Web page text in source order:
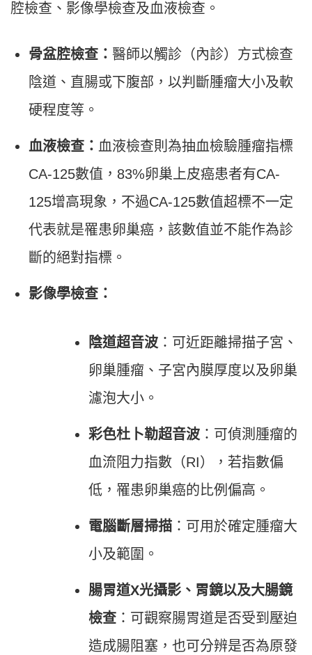
腔檢查、影像學檢查及血液檢查。
骨盆腔檢查： 醫師以觸診（內診）方式檢查
陰道、直腸或下腹部，以判斷腫瘤大小及軟
硬程度等。
血液檢查： 血液檢查則為抽血檢驗腫瘤指標
CA-125數值，83%卵巢上皮癌患者有CA-
125增高現象，不過CA-125數值超標不一定
代表就是罹患卵巢癌，該數值並不能作為診
斷的絕對指標。
影像學檢查：
陰道超音波：可近距離掃描子宮、
卵巢腫瘤、子宮內膜厚度以及卵巢
濾泡大小。
彩色杜卜勒超音波：可偵測腫瘤的
血流阻力指數（RI），若指數偏
低，罹患卵巢癌的比例偏高。
電腦斷層掃描 ：可用於確定腫瘤大
小及範圍。
腸胃道X光攝影、胃鏡以及大腸鏡
檢查 ：可觀察腸胃道是否受到壓迫
造成腸阻塞，也可分辨是否為原發